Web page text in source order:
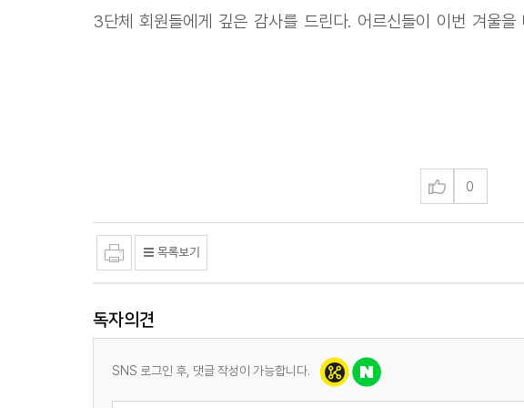
3단체 회원들에게 깊은 감사를 드린다. 어르신들이 이번 겨울
0
독자의견
SNS 로그인 후, 댓글 작성이 가능합니다.